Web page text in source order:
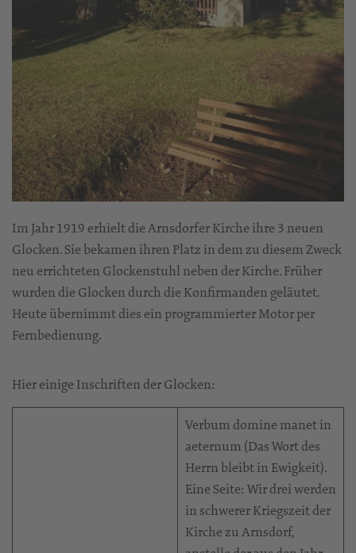
Im Jahr 1919 erhielt die Arnsdorfer Kirche ihre 3 neuen
Glocken. Sie bekamen ihren Platz in dem zu diesem Zweck
neu errichteten Glockenstuhl neben der Kirche. Früher
wurden die Glocken durch die Konfirmanden geläutet.
Heute übernimmt dies ein programmierter Motor per
Fernbedienung.
Hier einige Inschriften der Glocken:
Verbum domine manet in
aeternum (Das Wort des
Herrn bleibt in Ewigkeit).
Eine Seite: Wir drei werden
in schwerer Kriegszeit der
Kirche zu Arnsdorf,